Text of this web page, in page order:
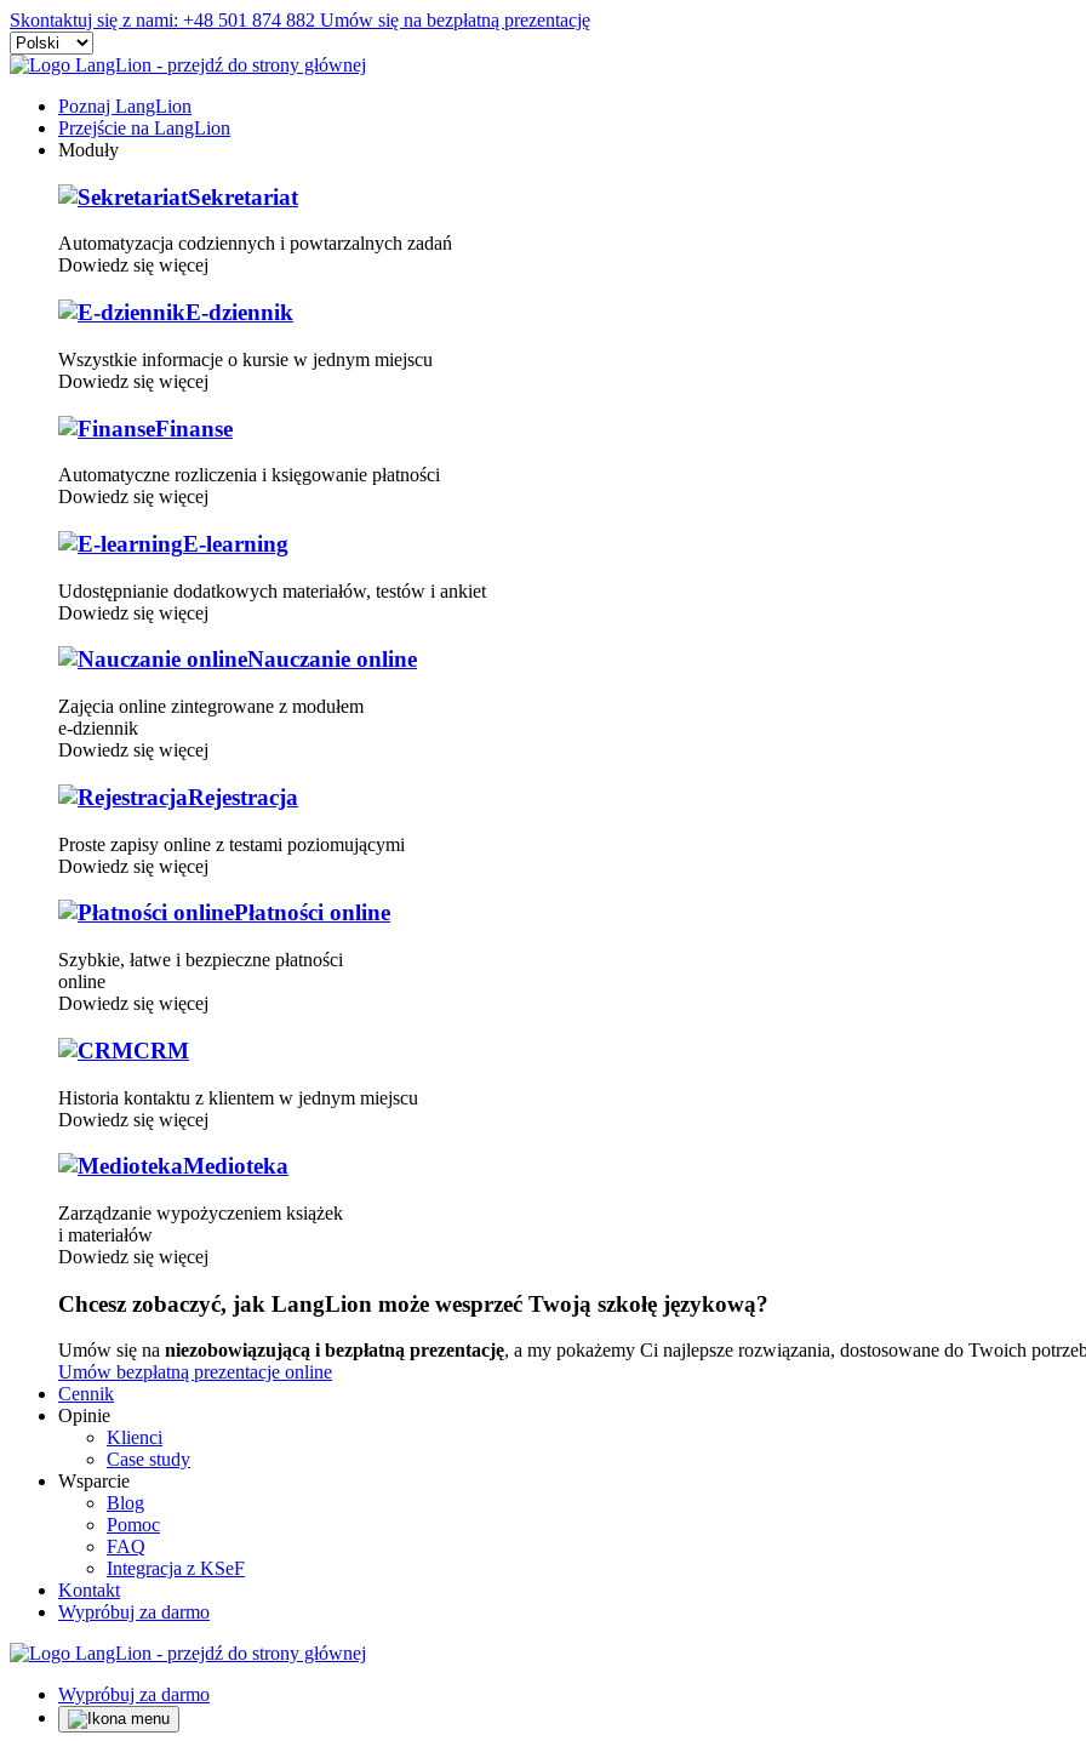
Skontaktuj się z nami: +48 501 874 882 Umów się na bezpłatną prezentację
Poznaj LangLion
Przejście na LangLion
Moduły
Sekretariat
Automatyzacja codziennych i powtarzalnych zadań
Dowiedz się więcej
E-dziennik
Wszystkie informacje o kursie w jednym miejscu
Dowiedz się więcej
Finanse
Automatyczne rozliczenia i księgowanie płatności
Dowiedz się więcej
E-learning
Udostępnianie dodatkowych materiałów, testów i ankiet
Dowiedz się więcej
Nauczanie online
Zajęcia online zintegrowane z modułem
e-dziennik
Dowiedz się więcej
Rejestracja
Proste zapisy online z testami poziomującymi
Dowiedz się więcej
Płatności online
Szybkie, łatwe i bezpieczne płatności
online
Dowiedz się więcej
CRM
Historia kontaktu z klientem w jednym miejscu
Dowiedz się więcej
Medioteka
Zarządzanie wypożyczeniem książek
i materiałów
Dowiedz się więcej
Chcesz zobaczyć, jak LangLion może wesprzeć Twoją szkołę językową?
Umów się na niezobowiązującą i bezpłatną prezentację, a my pokażemy Ci najlepsze rozwiązania, dostosowane do Twoich
Umów bezpłatną prezentacje online
Cennik
Opinie
Klienci
Case study
Wsparcie
Blog
Pomoc
FAQ
Integracja z KSeF
Kontakt
Wypróbuj za darmo
Wypróbuj za darmo